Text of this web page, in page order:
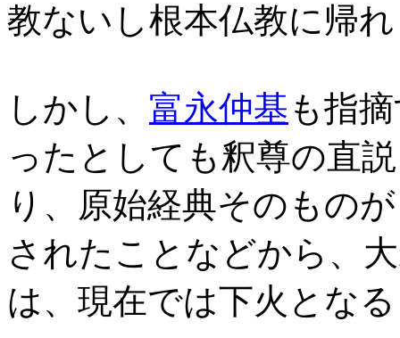
教ないし根本仏教に帰
しかし、 富永仲基 も指
ったとしても釈尊の直
り、原始経典そのもの
されたことなどから、
は、現在では下火とな